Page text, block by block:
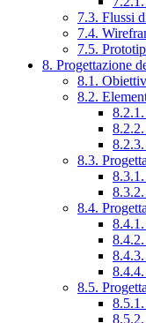
7.3. Flussi
7.4.
7.5.
8. Progettazione
8.1.
8.2.
8.3.
8.4.
8.5.